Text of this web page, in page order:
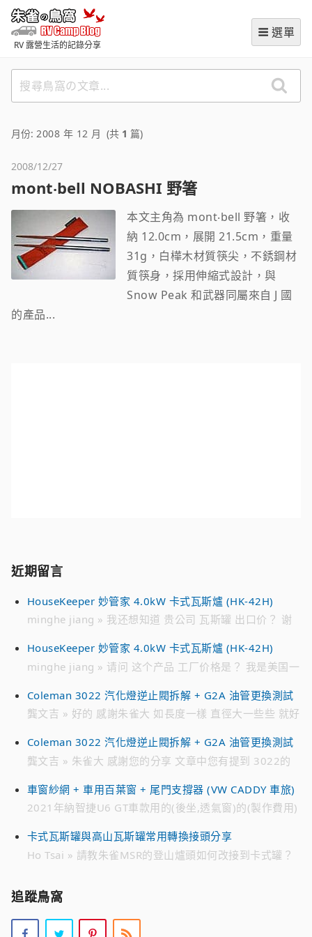
至
內
朱雀の鳥窩
RV 露營生活的記錄分享
選單
搜
尋
窩
文
月份: 2008 年 12 月 (共 1 篇)
2008/12/27
mont‧bell NOBASHI 野箸
本文主角為 mont‧bell 野箸，收
納 12.0cm，展開 21.5cm，重量
31g，白樺木材質筷尖，不銹鋼材
質筷身，採用伸縮式設計，與
Snow Peak 和武器同屬來自 J 國
的產品...
近期留言
HouseKeeper 妙管家 4.0kW 卡式瓦斯爐 (HK-42H)
minghe jiang » 我还想知道 贵公司 瓦斯罐 出口价？ 谢
HouseKeeper 妙管家 4.0kW 卡式瓦斯爐 (HK-42H)
minghe jiang » 请问 这个产品 工厂价格是？ 我是美国一
ID : jmh****** 电话 ： 718 791 ****
Coleman 3022 汽化燈逆止閥拆解 + G2A 油管更換測試
龔文吉 » 好的 感謝朱雀大 如長度一樣 直徑大一些些 就好
時候 貴不少 感恩
Coleman 3022 汽化燈逆止閥拆解 + G2A 油管更換測試
龔文吉 » 朱雀大 感謝您的分享 文章中您有提到 3022的
日亞 有看到226-2991編號的油管 不知有無通用 感恩
車窗紗網 + 車用百葉窗 + 尾門支撐器 (VW CADDY 車旅)
2021年納智捷U6 GT車款用的(後坐,透氣窗)的(製作費用)
(製作費用)。 請問：多少? Line 0952xxx7xx 李小姐
卡式瓦斯罐與高山瓦斯罐常用轉換接頭分享
Ho Tsai » 請教朱雀MSR的登山爐頭如何改接到卡式罐？
追蹤鳥窩